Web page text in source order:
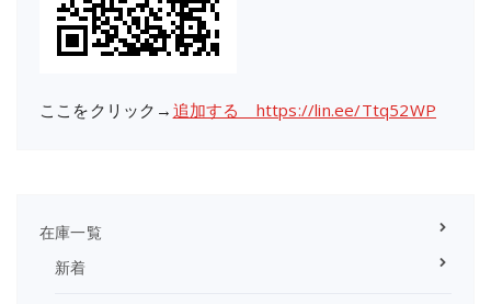
ここをクリック→ 追加する https://lin.ee/Ttq52WP
在庫一覧
新着